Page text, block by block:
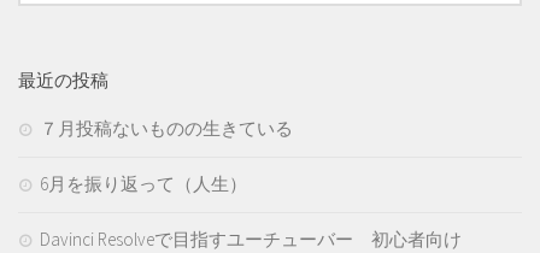
最近の投稿
７月投稿ないものの生きている
6月を振り返って（人生）
Davinci Resolveで目指すユーチューバー 初心者向け